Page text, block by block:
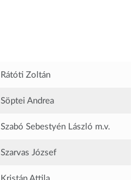
Rátóti Zoltán
Söptei Andrea
Szabó Sebestyén László m.v.
Szarvas József
Kristán Attila